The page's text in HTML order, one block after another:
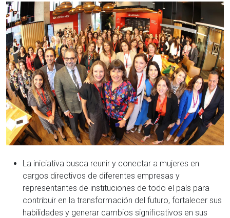
La iniciativa busca reunir y conectar a mujeres en
cargos directivos de diferentes empresas y
representantes de instituciones de todo el país para
contribuir en la transformación del futuro, fortalecer sus
habilidades y generar cambios significativos en sus